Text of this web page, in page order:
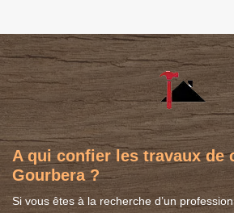
A qui confier les travaux de
Gourbera ?
Si vous êtes à la recherche d’un